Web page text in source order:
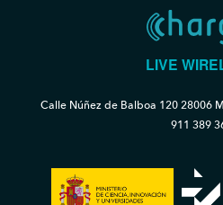
LIVE
Calle Núñez de Balboa 12028006
911 389